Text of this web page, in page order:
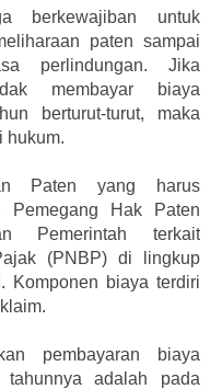
berkewajiban untuk
paten sampai
perlindungan. Jika
membayar biaya
berturut-turut, maka
hukum.
Paten yang harus
Pemegang Hak Paten
Pemerintah terkait
(PNBP) di lingkup
Komponen biaya terdiri
pembayaran biaya
tahunnya adalah pada